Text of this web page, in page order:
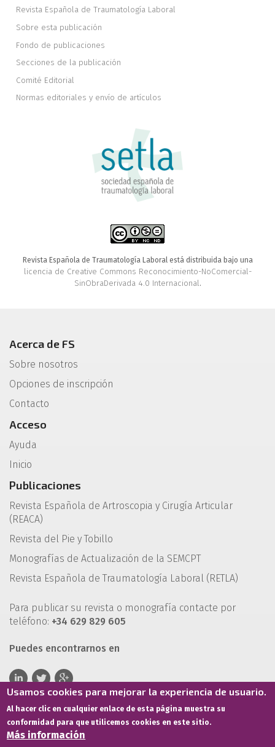
Revista Española de Traumatología Laboral
Sobre esta publicación
Fondo de publicaciones
Secciones de la publicación
Comité Editorial
Normas editoriales y envío de artículos
Revista Española de Traumatología Laboral está distribuida bajo una
licencia de Creative Commons Reconocimiento-NoComercial-
SinObraDerivada 4.0 Internacional.
Acerca de FS
Sobre nosotros
Opciones de inscripción
Contacto
Acceso
Ayuda
Inicio
Publicaciones
Revista Española de Artroscopia y Cirugía Articular
(REACA)
Revista del Pie y Tobillo
Monografías de Actualización de la SEMCPT
Revista Española de Traumatología Laboral (RETLA)
Para publicar su revista o monografía contacte por
teléfono: +34 629 829 605
Puedes encontrarnos en
Usamos cookies para mejorar la experiencia de usuario.
Al hacer clic en cualquier enlace de esta página muestra su
conformidad para que utilicemos cookies en este sitio.
Más información